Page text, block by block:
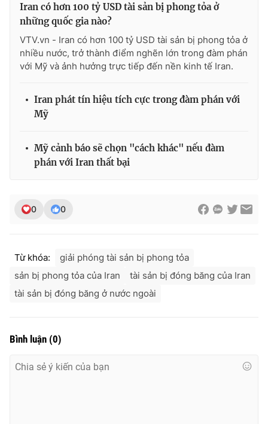
Iran có hơn 100 tỷ USD tài sản bị phong tỏa ở
những quốc gia nào?
VTV.vn - Iran có hơn 100 tỷ USD tài sản bị phong tỏa ở
nhiều nước, trở thành điểm nghẽn lớn trong đàm phán
với Mỹ và ảnh hưởng trực tiếp đến nền kinh tế Iran.
Iran phát tín hiệu tích cực trong đàm phán với
Mỹ
Mỹ cảnh báo sẽ chọn "cách khác" nếu đàm
phán với Iran thất bại
0 0
Từ khóa:
giải phóng tài sản bị phong tỏa
sản bị phong tỏa của Iran
tài sản bị đóng băng của Iran
tài sản bị đóng băng ở nước ngoài
Bình luận (0)